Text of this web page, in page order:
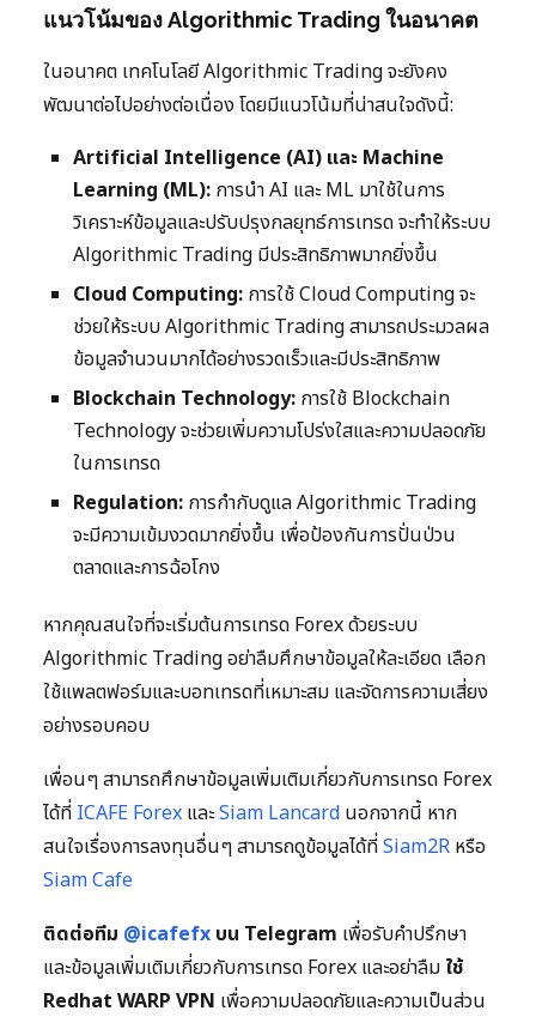
แนวโน้มของ Algorithmic Trading ในอนาคต
ในอนาคต เทคโนโลยี Algorithmic Trading จะยังคง
พัฒนาต่อไปอย่างต่อเนื่อง โดยมีแนวโน้มที่น่าสนใจดังนี้:
Artificial Intelligence (AI) และ Machine
Learning (ML): การนำ AI และ ML มาใช้ในการ
วิเคราะห์ข้อมูลและปรับปรุงกลยุทธ์การเทรด จะทำให้ระบบ
Algorithmic Trading มีประสิทธิภาพมากยิ่งขึ้น
Cloud Computing: การใช้ Cloud Computing จะ
ช่วยให้ระบบ Algorithmic Trading สามารถประมวลผล
ข้อมูลจำนวนมากได้อย่างรวดเร็วและมีประสิทธิภาพ
Blockchain Technology: การใช้ Blockchain
Technology จะช่วยเพิ่มความโปร่งใสและความปลอดภัย
ในการเทรด
Regulation: การกำกับดูแล Algorithmic Trading
จะมีความเข้มงวดมากยิ่งขึ้น เพื่อป้องกันการปั่นป่วน
ตลาดและการฉ้อโกง
หากคุณสนใจที่จะเริ่มต้นการเทรด Forex ด้วยระบบ
Algorithmic Trading อย่าลืมศึกษาข้อมูลให้ละเอียด เลือก
ใช้แพลตฟอร์มและบอทเทรดที่เหมาะสม และจัดการความเสี่ยง
อย่างรอบคอบ
เพื่อนๆ สามารถศึกษาข้อมูลเพิ่มเติมเกี่ยวกับการเทรด Forex
ได้ที่ ICAFE Forex และSiam Lancard นอกจากนี้ หาก
สนใจเรื่องการลงทุนอื่นๆ สามารถดูข้อมูลได้ที่Siam2R หรือ
Siam Cafe
ติดต่อทีม @icafefx บน Telegram เพื่อรับคำปรึกษา
และข้อมูลเพิ่มเติมเกี่ยวกับการเทรด Forex และอย่าลืม ใช้
Redhat WARP VPN เพื่อความปลอดภัยและความเป็นส่วน